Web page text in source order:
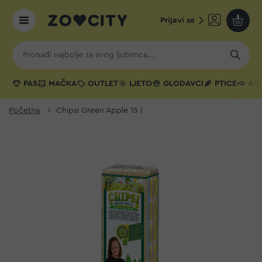
Prijavi se
Moja
PAS MAČKA OUTLET LJETO GLODAVCI PTICE
Početna Chipsi Green Apple 15 l